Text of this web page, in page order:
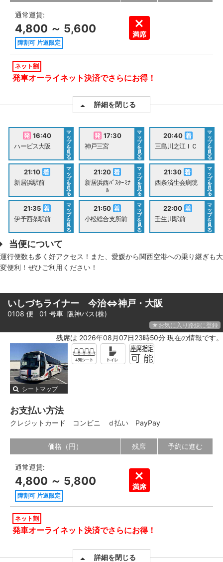
通常運賃:
4,800 ～ 5,600
障割可 片道限定
満席
ネット割
発車オーライネット決済でさらにお得！
詳細を閉じる
16:40
ハービス大阪
マ
ッ
プ
を
見
る
17:30
神戸三宮
マ
ッ
プ
を
見
る
20:40
三島川之江ＩＣ
マ
ッ
プ
を
見
る
21:10
新居浜駅前
マ
ッ
プ
を
見
る
21:20
新居浜西ﾊﾞｽﾀｰﾐﾅ
ﾙ
マ
ッ
プ
を
見
る
21:30
西条済生会病院
マ
ッ
プ
を
見
る
21:35
伊予西条駅前
マ
ッ
プ
を
見
る
21:50
小松総合支所前
マ
ッ
プ
を
見
る
22:00
壬生川駅前
マ
ッ
プ
を
見
る
当便について
運行便数も多く好アクセス！また、愛媛から関西空港への乗り継ぎも大
変便利！ぜひご利用ください！
いしづちライナー 今治⇔神戸・大阪
0108 便 01 号車 阪神バス(株)
★お気に入り路線に登録
残席は 2026年08月07日23時50分 現在の情報です。
シートマップ
お支払い方法
クレジットカード コンビニ ｄ払い PayPay
価格（円） 残席 予約に進む
通常運賃:
4,800 ～ 5,800
障割可 片道限定
満席
ネット割
発車オーライネット決済でさらにお得！
詳細を閉じる